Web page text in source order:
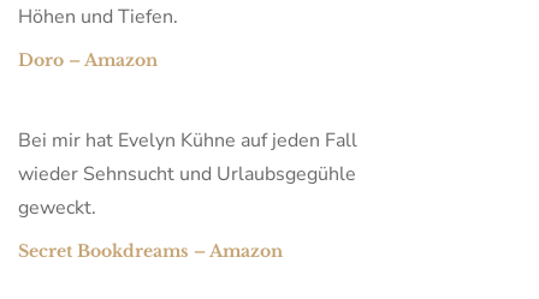
Höhen und Tiefen.
Doro – Amazon
Bei mir hat Evelyn Kühne auf jeden Fall
wieder Sehnsucht und Urlaubsgegühle
geweckt.
Secret Bookdreams – Amazon